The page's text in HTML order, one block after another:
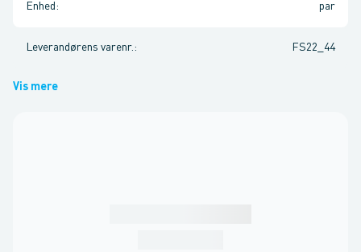
Enhed : par
Leverandørens varenr. : FS22_44
Vis mere